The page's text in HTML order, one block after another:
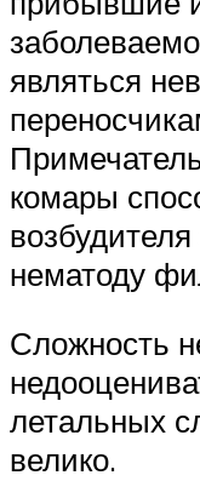
являться
комары
нематоду
Сложность
летальных
велико.